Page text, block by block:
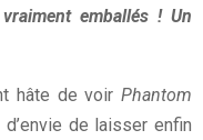
emballés ! Un
hâte de voir Phantom
de laisser enfin